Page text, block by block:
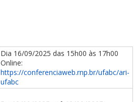
Dia 16/09/2025 das 15h00 às 17h00
Online:
https://conferenciaweb.rnp.br/ufabc/ari-
ufabc